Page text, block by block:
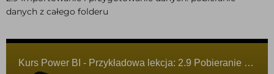
danych z całego folderu